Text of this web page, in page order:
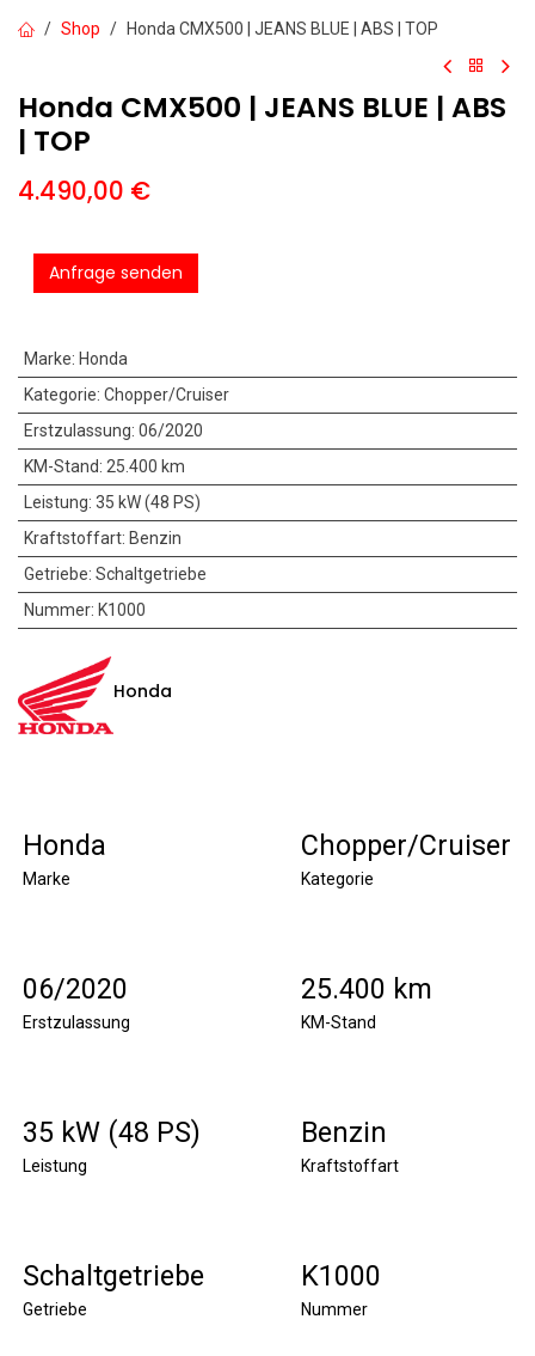
Shop Honda CMX500 | JEANS BLUE | ABS | TOP
Honda CMX500 | JEANS BLUE | ABS
| TOP
4.490,00 €
Anfrage senden
Marke: Honda
Kategorie: Chopper/Cruiser
Erstzulassung: 06/2020
KM-Stand: 25.400 km
Leistung: 35 kW (48 PS)
Kraftstoffart: Benzin
Getriebe: Schaltgetriebe
Nummer: K1000
Honda
Honda
Marke
Chopper/Cruiser
Kategorie
06/2020
Erstzulassung
25.400 km
KM-Stand
35 kW (48 PS)
Leistung
Benzin
Kraftstoffart
Schaltgetriebe
Getriebe
K1000
Nummer